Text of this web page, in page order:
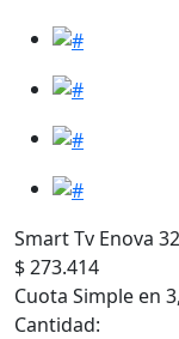
Smart Tv Enova
$ 273.414
Cuota Simple en
Cantidad: